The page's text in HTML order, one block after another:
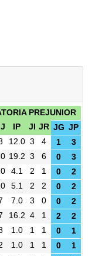
PREJUNIOR
IP JI JR JG JP
12.0 3 4 1 3
19.2 3 6 0 3
4.1 2 1 0 2
5.1 2 2 0 2
7.0 3 0 0 2
16.2 4 1 2 2
1.0 1 1 0 1
1.0 1 1 0 1